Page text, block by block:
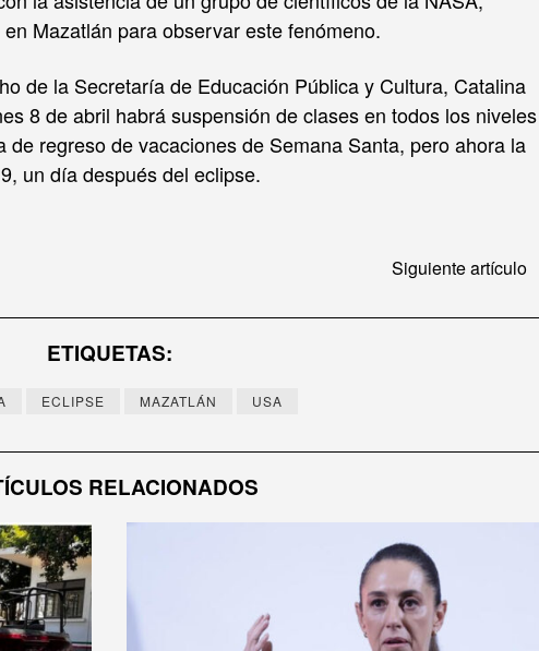
Mazatlán para observar este fenómeno.
de la Secretaría de Educación Pública y Cultura, Catalina
8 de abril habrá suspensión de clases en todos los niveles
regreso de vacaciones de Semana Santa, pero ahora la
un día después del eclipse.
Siguiente artículo
ETIQUETAS:
ECLIPSE MAZATLÁN USA
RELACIONADOS